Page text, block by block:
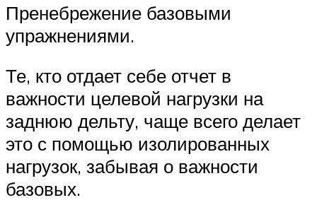
Пренебрежение базовыми
упражнениями.
Те, кто отдает себе отчет в
важности целевой нагрузки на
заднюю дельту, чаще всего делает
это с помощью изолированных
нагрузок, забывая о важности
базовых.